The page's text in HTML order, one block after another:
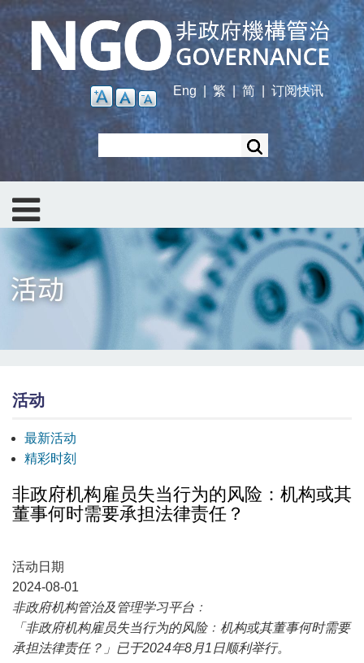
Skip
main
content
Eng
繁 | 简 订阅快讯
活动
最新活动
精彩时刻
非政府机构雇员失当行为的风险：机构或其
董事何时需要承担法律责任？
活动日期
2024-08-01
非政府机构管治及管理学习平台﹕
「非政府机构雇员失当行为的风险﹕机构或其董事何时需要
承担法律责任？」已于2024年8月1日顺利举行。